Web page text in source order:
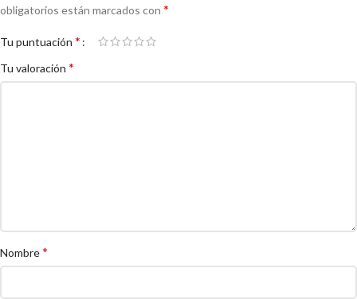
obligatorios están marcados con *
Tu puntuación *
Tu valoración *
Nombre*